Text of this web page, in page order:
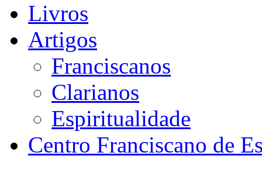
Livros
Artigos
Franciscanos
Clarianos
Espiritualidade
Centro Franciscano de